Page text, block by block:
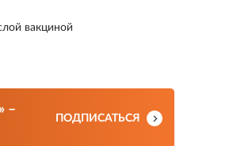
вакциной
–
ПОДПИСАТЬСЯ